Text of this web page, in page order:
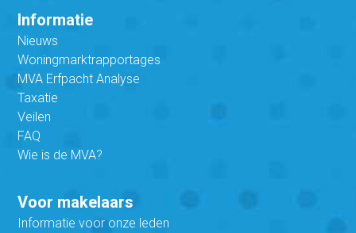
Informatie
Nieuws
Woningmarktrapportages
MVA Erfpacht Analyse
Taxatie
Veilen
FAQ
Wie is de MVA?
Voor makelaars
Informatie voor onze leden